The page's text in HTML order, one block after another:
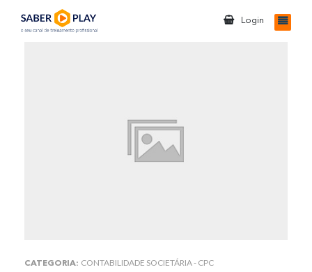
Login
CATEGORIA: CONTABILIDADE SOCIETÁRIA - CPC